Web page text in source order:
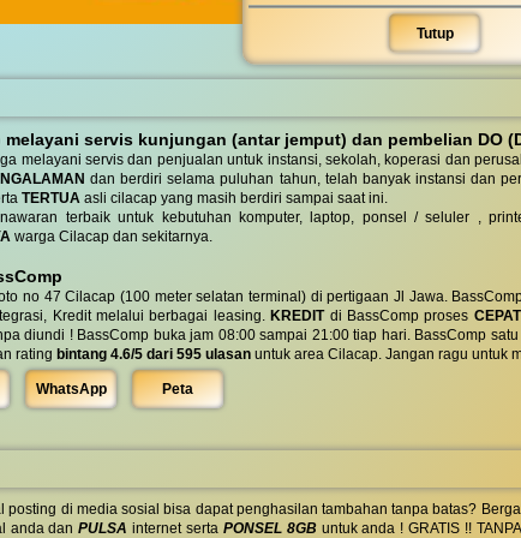
Tutup
melayani servis kunjungan (antar jemput) dan pembelian DO
melayani servis dan penjualan untuk instansi, sekolah, koperasi dan
dan berdiri selama puluhan tahun, telah banyak instansi dan
TERTUA asli cilacap yang masih berdiri sampai saat ini.
terbaik untuk kebutuhan komputer, laptop, ponsel / seluler ,
warga Cilacap dan sekitarnya.
no 47 Cilacap (100 meter selatan terminal) di pertigaan Jl Jawa.
Kredit melalui berbagai leasing. KREDITdi BassComp proses
diundi ! BassComp buka jam 08:00 sampai 21:00 tiap hari. BassComp
rating bintang 4.6/5 dari 595 ulasan untuk area Cilacap. Jangan ragu untuk
WhatsApp Peta
posting di media sosial bisa dapat penghasilan tambahan tanpa batas?
anda danPULSA internet serta PONSEL 8GBuntuk anda ! GRATIS !!